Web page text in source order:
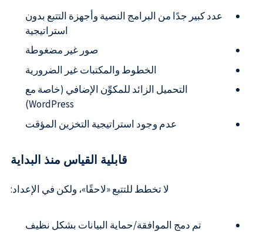
عدد كبير جدًا من البرامج النصية وأجهزة التتبع بدون
استراتيجية
صور غير مضغوطة
الخطوط والمكتبات غير الضرورية
التحميل الزائد للمكوِّن الإضافي (خاصة مع
WordPress)
عدم وجود استراتيجية التخزين المؤقت
قابلية القياس منذ البداية
لا تخطط للتتبع «لاحقًا»، ولكن في الإعداد:
تم دمج الموافقة/حماية البيانات بشكل نظيف